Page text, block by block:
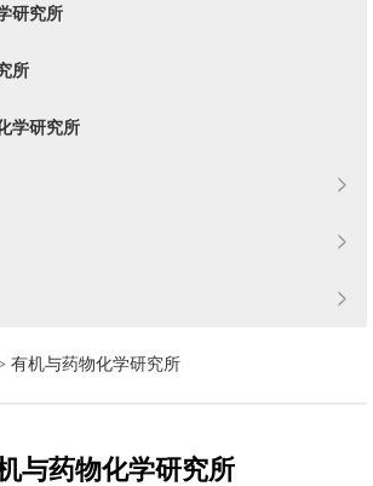
研究所
所
学研究所
有机与药物化学研究所
与药物化学研究所